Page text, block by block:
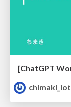
chimaki_iot